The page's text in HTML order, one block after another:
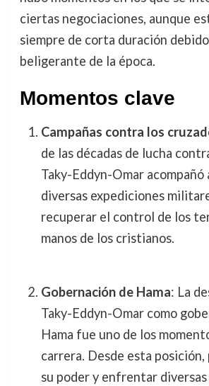
ciertas negociaciones, aunque
siempre de corta duración
beligerante de la época.
Momentos clave
Campañas contra los
de las décadas de lucha
Taky-Eddyn-Omar acompañó
diversas expediciones
recuperar el control de los
manos de los cristianos.
Gobernación de Hama: La
Taky-Eddyn-Omar como
Hama fue uno de los
carrera. Desde esta
su poder y enfrentar diversas